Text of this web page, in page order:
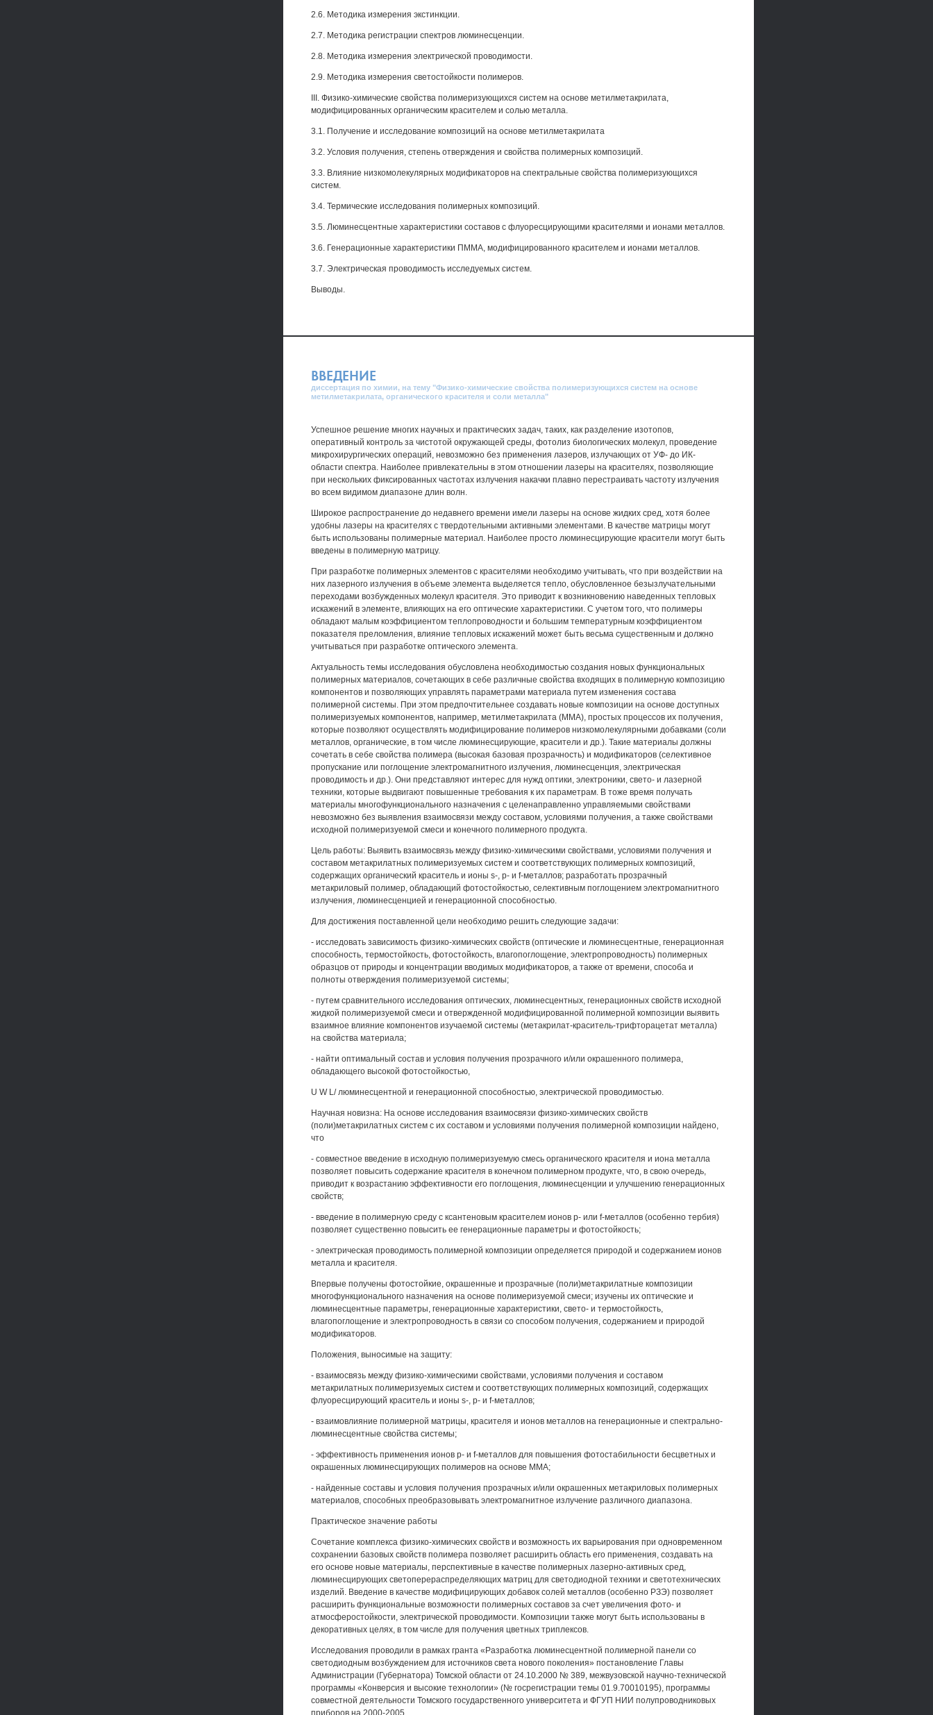
2.6. Методика измерения экстинкции.
2.7. Методика регистрации спектров люминесценции.
2.8. Методика измерения электрической проводимости.
2.9. Методика измерения светостойкости полимеров.
III. Физико-химические свойства полимеризующихся систем на основе метилметакрилата,
модифицированных органическим красителем и солью металла.
3.1. Получение и исследование композиций на основе метилметакрилата
3.2. Условия получения, степень отверждения и свойства полимерных композиций.
3.3. Влияние низкомолекулярных модификаторов на спектральные свойства полимеризующихся
систем.
3.4. Термические исследования полимерных композиций.
3.5. Люминесцентные характеристики составов с флуоресцирующими красителями и ионами металлов.
3.6. Генерационные характеристики ПММА, модифицированного красителем и ионами металлов.
3.7. Электрическая проводимость исследуемых систем.
Выводы.
ВВЕДЕНИЕ
диссертация по химии, на тему "Физико-химические свойства полимеризующихся систем на основе
метилметакрилата, органического красителя и соли металла"
Успешное решение многих научных и практических задач, таких, как разделение изотопов,
оперативный контроль за чистотой окружающей среды, фотолиз биологических молекул, проведение
микрохирургических операций, невозможно без применения лазеров, излучающих от УФ- до ИК-
области спектра. Наиболее привлекательны в этом отношении лазеры на красителях, позволяющие
при нескольких фиксированных частотах излучения накачки плавно перестраивать частоту излучения
во всем видимом диапазоне длин волн.
Широкое распространение до недавнего времени имели лазеры на основе жидких сред, хотя более
удобны лазеры на красителях с твердотельными активными элементами. В качестве матрицы могут
быть использованы полимерные материал. Наиболее просто люминесцирующие красители могут быть
введены в полимерную матрицу.
При разработке полимерных элементов с красителями необходимо учитывать, что при воздействии на
них лазерного излучения в объеме элемента выделяется тепло, обусловленное безызлучательными
переходами возбужденных молекул красителя. Это приводит к возникновению наведенных тепловых
искажений в элементе, влияющих на его оптические характеристики. С учетом того, что полимеры
обладают малым коэффициентом теплопроводности и большим температурным коэффициентом
показателя преломления, влияние тепловых искажений может быть весьма существенным и должно
учитываться при разработке оптического элемента.
Актуальность темы исследования обусловлена необходимостью создания новых функциональных
полимерных материалов, сочетающих в себе различные свойства входящих в полимерную композицию
компонентов и позволяющих управлять параметрами материала путем изменения состава
полимерной системы. При этом предпочтительнее создавать новые композиции на основе доступных
полимеризуемых компонентов, например, метилметакрилата (ММА), простых процессов их получения,
которые позволяют осуществлять модифицирование полимеров низкомолекулярными добавками (соли
металлов, органические, в том числе люминесцирующие, красители и др.). Такие материалы должны
сочетать в себе свойства полимера (высокая базовая прозрачность) и модификаторов (селективное
пропускание или поглощение электромагнитного излучения, люминесценция, электрическая
проводимость и др.). Они представляют интерес для нужд оптики, электроники, свето- и лазерной
техники, которые выдвигают повышенные требования к их параметрам. В тоже время получать
материалы многофункционального назначения с целенаправленно управляемыми свойствами
невозможно без выявления взаимосвязи между составом, условиями получения, а также свойствами
исходной полимеризуемой смеси и конечного полимерного продукта.
Цель работы: Выявить взаимосвязь между физико-химическими свойствами, условиями получения и
составом метакрилатных полимеризуемых систем и соответствующих полимерных композиций,
содержащих органический краситель и ионы s-, р- и f-металлов; разработать прозрачный
метакриловый полимер, обладающий фотостойкостью, селективным поглощением электромагнитного
излучения, люминесценцией и генерационной способностью.
Для достижения поставленной цели необходимо решить следующие задачи:
- исследовать зависимость физико-химических свойств (оптические и люминесцентные, генерационная
способность, термостойкость, фотостойкость, влагопоглощение, электропроводность) полимерных
образцов от природы и концентрации вводимых модификаторов, а также от времени, способа и
полноты отверждения полимеризуемой системы;
- путем сравнительного исследования оптических, люминесцентных, генерационных свойств исходной
жидкой полимеризуемой смеси и отвержденной модифицированной полимерной композиции выявить
взаимное влияние компонентов изучаемой системы (метакрилат-краситель-трифторацетат металла)
на свойства материала;
- найти оптимальный состав и условия получения прозрачного и/или окрашенного полимера,
обладающего высокой фотостойкостью,
U W L/ люминесцентной и генерационной способностью, электрической проводимостью.
Научная новизна: На основе исследования взаимосвязи физико-химических свойств
(поли)метакрилатных систем с их составом и условиями получения полимерной композиции найдено,
что
- совместное введение в исходную полимеризуемую смесь органического красителя и иона металла
позволяет повысить содержание красителя в конечном полимерном продукте, что, в свою очередь,
приводит к возрастанию эффективности его поглощения, люминесценции и улучшению генерационных
свойств;
- введение в полимерную среду с ксантеновым красителем ионов р- или f-металлов (особенно тербия)
позволяет существенно повысить ее генерационные параметры и фотостойкость;
- электрическая проводимость полимерной композиции определяется природой и содержанием ионов
металла и красителя.
Впервые получены фотостойкие, окрашенные и прозрачные (поли)метакрилатные композиции
многофункционального назначения на основе полимеризуемой смеси; изучены их оптические и
люминесцентные параметры, генерационные характеристики, свето- и термостойкость,
влагопоглощение и электропроводность в связи со способом получения, содержанием и природой
модификаторов.
Положения, выносимые на защиту:
- взаимосвязь между физико-химическими свойствами, условиями получения и составом
метакрилатных полимеризуемых систем и соответствующих полимерных композиций, содержащих
флуоресцирующий краситель и ионы s-, р- и f-металлов;
- взаимовлияние полимерной матрицы, красителя и ионов металлов на генерационные и спектрально-
люминесцентные свойства системы;
- эффективность применения ионов р- и f-металлов для повышения фотостабильности бесцветных и
окрашенных люминесцирующих полимеров на основе ММА;
- найденные составы и условия получения прозрачных и/или окрашенных метакриловых полимерных
материалов, способных преобразовывать электромагнитное излучение различного диапазона.
Практическое значение работы
Сочетание комплекса физико-химических свойств и возможность их варьирования при одновременном
сохранении базовых свойств полимера позволяет расширить область его применения, создавать на
его основе новые материалы, перспективные в качестве полимерных лазерно-активных сред,
люминесцирующих светоперераспределяющих матриц для светодиодной техники и светотехнических
изделий. Введение в качестве модифицирующих добавок солей металлов (особенно РЗЭ) позволяет
расширить функциональные возможности полимерных составов за счет увеличения фото- и
атмосферостойкости, электрической проводимости. Композиции также могут быть использованы в
декоративных целях, в том числе для получения цветных триплексов.
Исследования проводили в рамках гранта «Разработка люминесцентной полимерной панели со
светодиодным возбуждением для источников света нового поколения» постановление Главы
Администрации (Губернатора) Томской области от 24.10.2000 № 389, межвузовской научно-технической
программы «Конверсия и высокие технологии» (№ госрегистрации темы 01.9.70010195), программы
совместной деятельности Томского государственного университета и ФГУП НИИ полупроводниковых
приборов на 2000-2005.